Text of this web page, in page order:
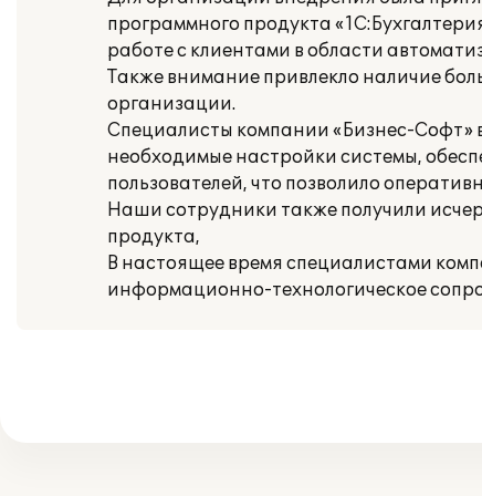
программного продукта
работе с клиентами в области
Также внимание привлекло наличие
организации.
Специалисты компании «Бизнес-Софт»
необходимые настройки системы,
пользователей, что позволило
Наши сотрудники также получили
продукта,
В настоящее время специалистами
информационно-технологическое